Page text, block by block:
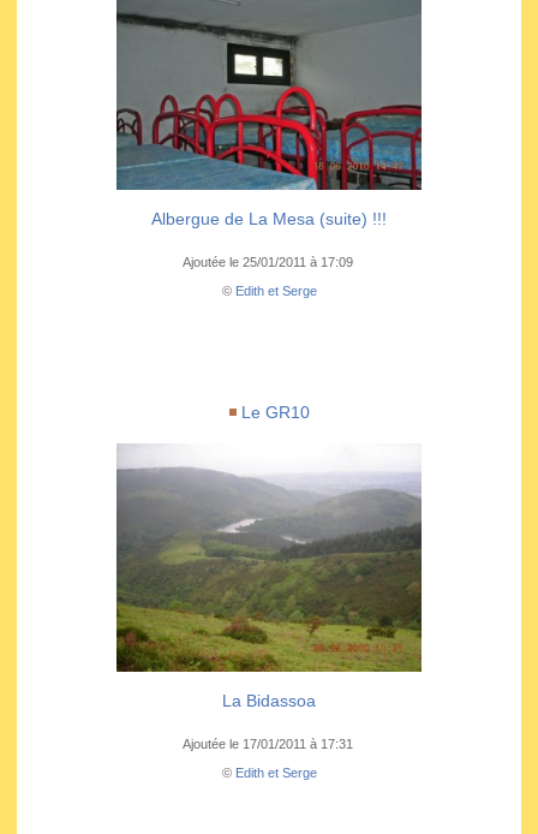
Albergue de La Mesa (suite) !!!
Ajoutée le 25/01/2011 à 17:09
© Edith et Serge
Le GR10
La Bidassoa
Ajoutée le 17/01/2011 à 17:31
© Edith et Serge